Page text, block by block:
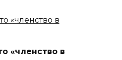
«членство в